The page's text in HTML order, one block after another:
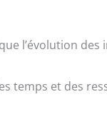
l’évolution des
temps et des